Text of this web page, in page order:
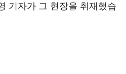
기자가 그 현장을 취재했습